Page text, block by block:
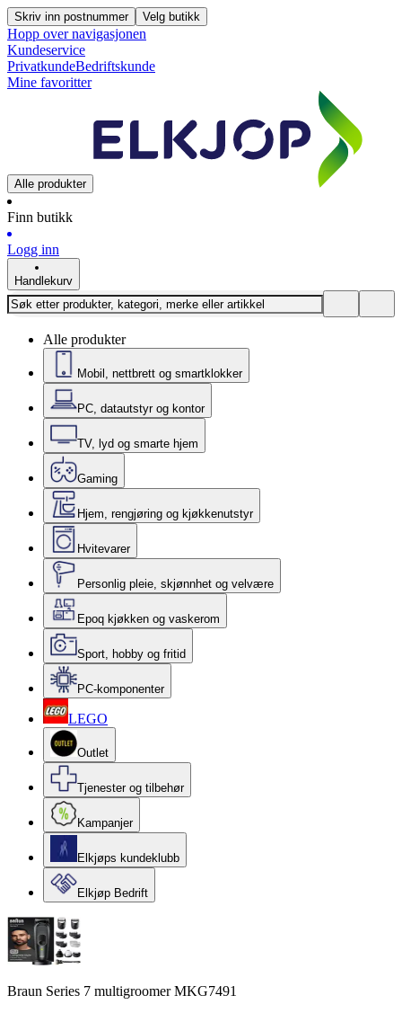
Skriv inn postnummer Velg butikk
Hopp over navigasjonen
Kundeservice
PrivatkundeBedriftskunde
Mine favoritter
Alle produkter
Finn butikk
Logg inn
Handlekurv
Alle produkter
Mobil, nettbrett og smartklokker
PC, datautstyr og kontor
TV, lyd og smarte hjem
Gaming
Hjem, rengjøring og kjøkkenutstyr
Hvitevarer
Personlig pleie, skjønnhet og velvære
Epoq kjøkken og vaskerom
Sport, hobby og fritid
PC-komponenter
LEGO
Outlet
Tjenester og tilbehør
Kampanjer
Elkjøps kundeklubb
Elkjøp Bedrift
Braun Series 7 multigroomer MKG7491